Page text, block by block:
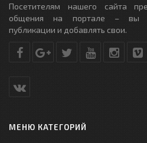
Посетителям нашего сайта
общения на портале – вы
публикации и добавлять свои.
МЕНЮ КАТЕГОРИЙ